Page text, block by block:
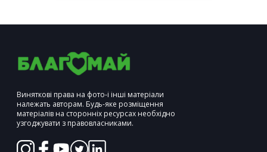
Виняткові права на фото-і інші матеріали
належать авторам. Будь-яке розміщення
матеріалів на сторонніх ресурсах необхідно
узгоджувати з правовласниками.